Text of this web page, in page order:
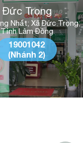
Đức Trọng
Nhất; Xã Đức Trọng;
Tỉnh Lâm Đồng
19001042
(Nhánh 2)